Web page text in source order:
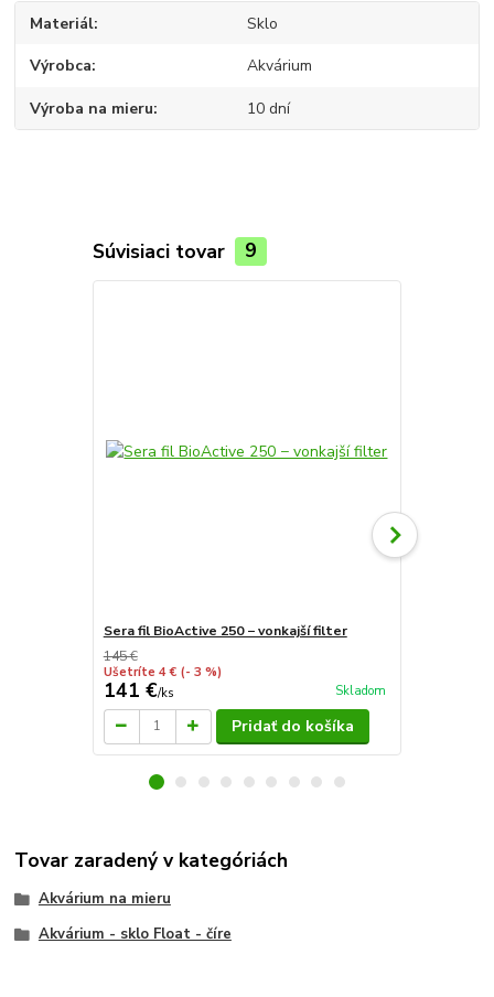
Materiál Sklo
Výrobca Akvárium
Výroba na mieru 10 dní
Súvisiaci tovar 9
Sera fil BioActive 250 − vonkajší filter
145 €
Ušetríte 4 € (- 3 %)
141 €/ks Skladom
Pridať do košíka
Tovar zaradený v kategóriách
Akvárium na mieru
Akvárium - sklo Float - číre